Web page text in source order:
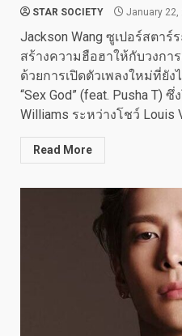
STAR SOCIETY January 22,
Jackson Wang ซูเปอร์สตา
สร้างความฮือฮาให้กับวงก
ด้วยการเปิดตัวเพลงใหม่ที่ยัง
“Sex God” (feat. Pusha T)
Williams ระหว่างโชว์ Louis
Read More